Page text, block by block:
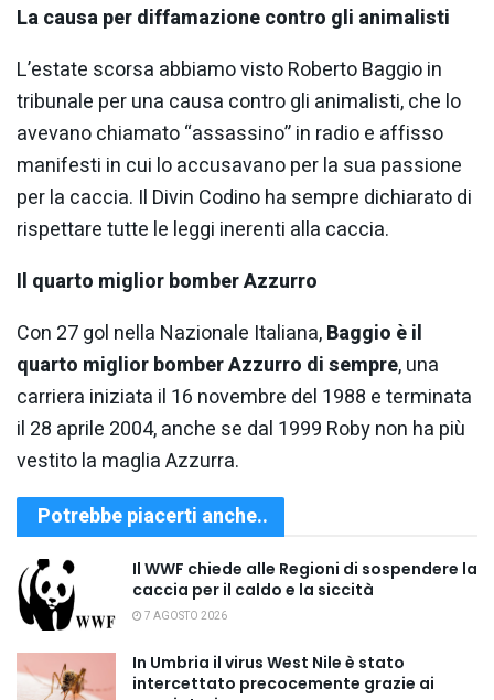
La causa per diffamazione contro gli animalisti
L’estate scorsa abbiamo visto Roberto Baggio in
tribunale per una causa contro gli animalisti, che lo
avevano chiamato “assassino” in radio e affisso
manifesti in cui lo accusavano per la sua passione
per la caccia. Il Divin Codino ha sempre dichiarato di
rispettare tutte le leggi inerenti alla caccia.
Il quarto miglior bomber Azzurro
Con 27 gol nella Nazionale Italiana,Baggio è il
quarto miglior bomber Azzurro di sempre, una
carriera iniziata il 16 novembre del 1988 e terminata
il 28 aprile 2004, anche se dal 1999 Roby non ha più
vestito la maglia Azzurra.
Potrebbe piacerti anche..
Il WWF chiede alle Regioni di sospendere la
caccia per il caldo e la siccità
7 AGOSTO 2026
In Umbria il virus West Nile è stato
intercettato precocemente grazie ai